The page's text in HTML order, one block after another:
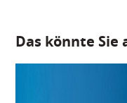
Das könnte Sie